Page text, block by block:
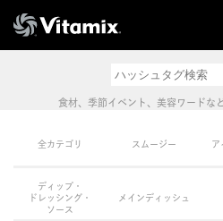
体験＆講座
8つの機能
オンラインス
食材、季節イベント、美容ワードな
全カテゴリ スムージー ア
ディップ・
ドレッシング・
ソース
メインディッシュ